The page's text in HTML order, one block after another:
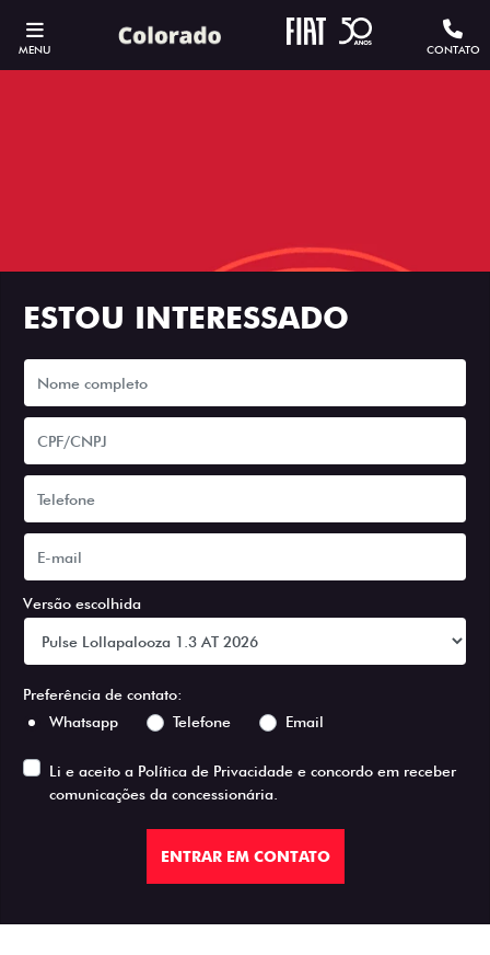
MENU CONTATO
ESTOU INTERESSADO
Versão escolhida
Preferência de contato:
Whatsapp
Telefone Email
Li e aceito a Política de Privacidade e concordo em receber
comunicações da concessionária.
ENTRAR EM CONTATO